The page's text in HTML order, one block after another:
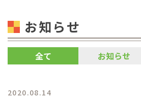
お知らせ
全て お知らせ
2020.08.14